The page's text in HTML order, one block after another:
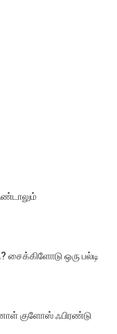
சைக்கிளோடு ஒரு பல்டி
குளோஸ் ஃபிரண்டு